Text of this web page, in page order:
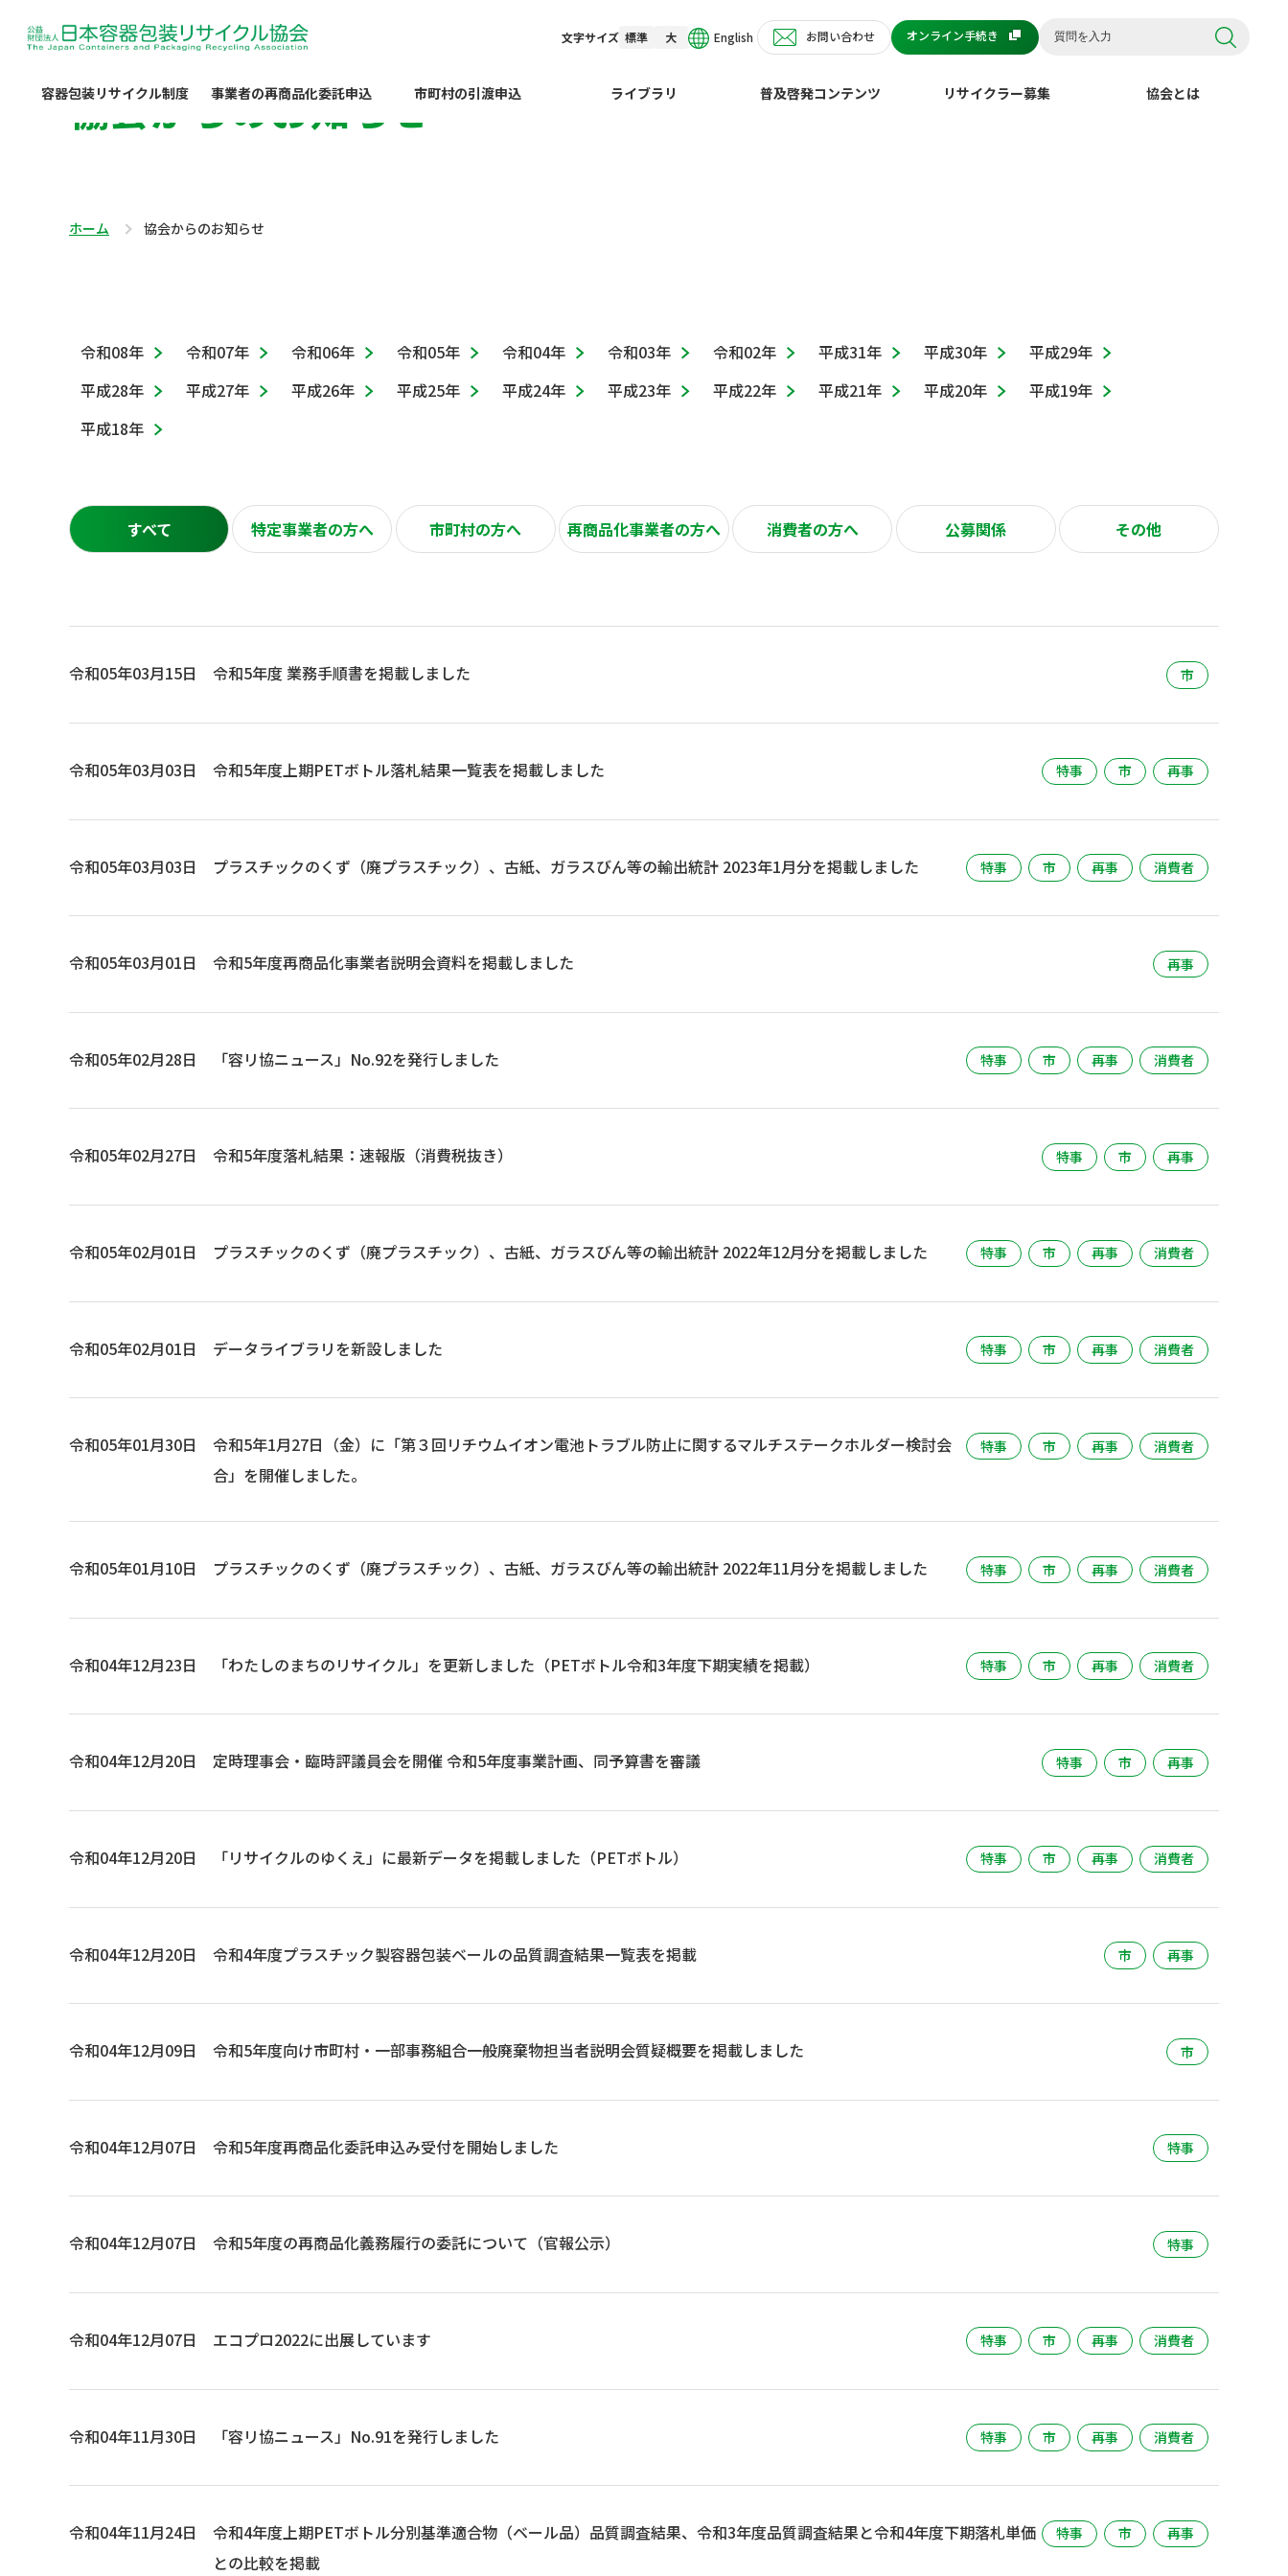
文字サイズ 標準 大 English お問い合わせ オンライン手続き
容器包装リサイクル制度 事業者の再商品化委託申込 市町村の引渡申込 ライブラリ 普及啓発コンテンツ リサイクラー募集 協会とは
協会からのお知らせ
ホーム 協会からのお知らせ
令和08年 令和07年 令和06年 令和05年 令和04年 令和03年 令和02年 平成31年 平成30年
平成29年
平成28年
平成27年 平成26年 平成25年 平成24年 平成23年 平成22年 平成21年 平成20年
平成19年
平成18年
すべて 特定事業者の方へ 市町村の方へ 再商品化事業者の方へ 消費者の方へ 公募関係 その他
令和05年03月15日 令和5年度 業務手順書を掲載しました 市
令和05年03月03日 令和5年度上期PETボトル落札結果一覧表を掲載しました 特事 市 再事
令和05年03月03日 プラスチックのくず（廃プラスチック）、古紙、ガラスびん等の輸出統計 2023年1月分を掲載しました 特事 市 再事 消費者
令和05年03月01日 令和5年度再商品化事業者説明会資料を掲載しました 再事
令和05年02月28日 「容リ協ニュース」No.92を発行しました 特事 市 再事 消費者
令和05年02月27日 令和5年度落札結果：速報版（消費税抜き） 特事 市 再事
令和05年02月01日 プラスチックのくず（廃プラスチック）、古紙、ガラスびん等の輸出統計 2022年12月分を掲載しました 特事 市 再事 消費者
令和05年02月01日 データライブラリを新設しました 特事 市 再事 消費者
令和05年01月30日
令和5年1月27日（金）に「第３回リチウムイオン電池トラブル防止に関するマルチステークホルダー検討会
合」を開催しました。
特事 市 再事 消費者
令和05年01月10日 プラスチックのくず（廃プラスチック）、古紙、ガラスびん等の輸出統計 2022年11月分を掲載しました 特事 市 再事 消費者
令和04年12月23日 「わたしのまちのリサイクル」を更新しました（PETボトル令和3年度下期実績を掲載） 特事 市 再事 消費者
令和04年12月20日 定時理事会・臨時評議員会を開催 令和5年度事業計画、同予算書を審議 特事 市 再事
令和04年12月20日 「リサイクルのゆくえ」に最新データを掲載しました（PETボトル） 特事 市 再事 消費者
令和04年12月20日 令和4年度プラスチック製容器包装ベールの品質調査結果一覧表を掲載 市 再事
令和04年12月09日 令和5年度向け市町村・一部事務組合一般廃棄物担当者説明会質疑概要を掲載しました 市
令和04年12月07日 令和5年度再商品化委託申込み受付を開始しました 特事
令和04年12月07日 令和5年度の再商品化義務履行の委託について（官報公示） 特事
令和04年12月07日 エコプロ2022に出展しています 特事 市 再事 消費者
令和04年11月30日 「容リ協ニュース」No.91を発行しました 特事 市 再事 消費者
令和04年11月24日
令和4年度上期PETボトル分別基準適合物（ベール品）品質調査結果、令和3年度品質調査結果と令和4年度下期落札単価
との比較を掲載
特事 市 再事